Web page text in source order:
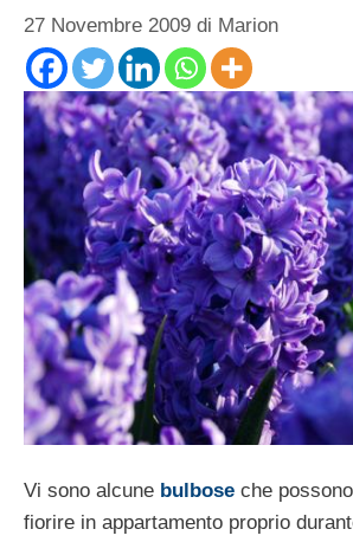
27 Novembre 2009 di Marion
Vi sono alcune bulbose che
fiorire in appartamento proprio